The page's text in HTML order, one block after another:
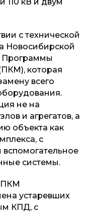
с технической
Новосибирской
Программы
которая
всего
не на
и агрегатов, а
объекта как
с
системы.
ПКМ
устаревших
КПД, с